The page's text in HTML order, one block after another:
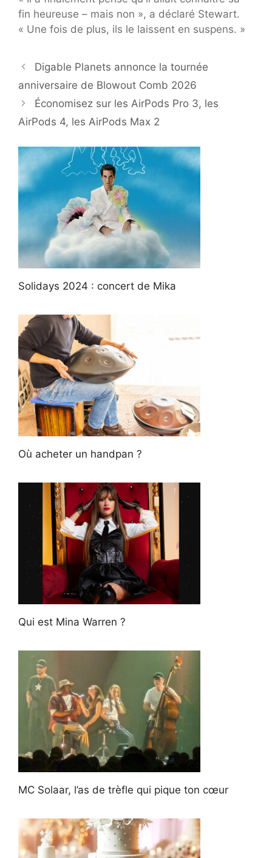
fin heureuse – mais non », a déclaré Stewart.
« Une fois de plus, ils le laissent en suspens. »
Digable Planets annonce la tournée
anniversaire de Blowout Comb 2026
Économisez sur les AirPods Pro 3, les
AirPods 4, les AirPods Max 2
Solidays 2024 : concert de Mika
Où acheter un handpan ?
Qui est Mina Warren ?
MC Solaar, l’as de trèfle qui pique ton cœur